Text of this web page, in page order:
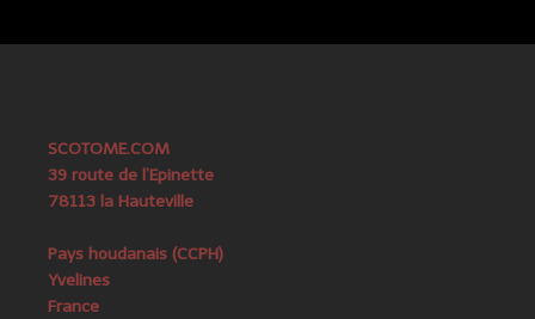
SCOTOME.COM
39 route de l’Epinette
78113 la Hauteville
Pays houdanais (CCPH)
Yvelines
France